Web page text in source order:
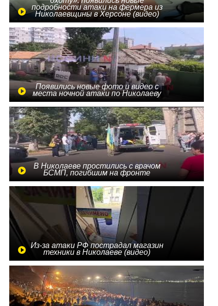
подробности атаки на фермера из
Николаевщины в Херсоне (видео)
Появились новые фото и видео с
места ночной атаки по Николаеву
В Николаеве простились с врачом
БСМП, погибшим на фронте
Из-за атаки РФ пострадал магазин
техники в Николаеве (видео)